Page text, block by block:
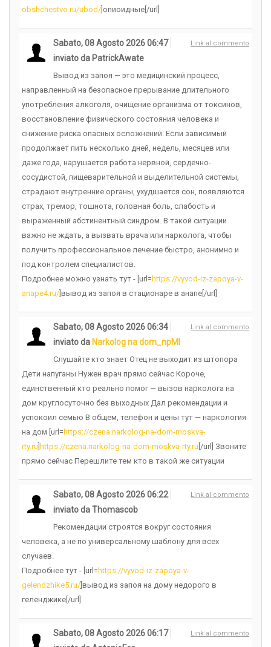
obshchestvo.ru/ubod/]опиоидные[/url]
Link al commento
Sabato, 08 Agosto 2026 06:47
inviato da PatrickAwate
Вывод из запоя — это медицинский процесс,
направленный на безопасное прерывание длительного
употребления алкоголя, очищение организма от токсинов,
восстановление физического состояния человека и
снижение риска опасных осложнений. Если зависимый
продолжает пить несколько дней, недель, месяцев или
даже года, нарушается работа нервной, сердечно-
сосудистой, пищеварительной и выделительной системы,
страдают внутренние органы, ухудшается сон, появляются
страх, тремор, тошнота, головная боль, слабость и
выраженный абстинентный синдром. В такой ситуации
важно не ждать, а вызвать врача или нарколога, чтобы
получить профессиональное лечение быстро, анонимно и
под контролем специалистов.
Подробнее можно узнать тут - [url=https://vyvod-iz-zapoya-v-
anape4.ru/]вывод из запоя в стационаре в анапе[/url]
Link al commento
Sabato, 08 Agosto 2026 06:34
inviato da Narkolog na dom_npMl
Слушайте кто знает Отец не выходит из штопора
Дети напуганы Нужен врач прямо сейчас Короче,
единственный кто реально помог — вызов нарколога на
дом круглосуточно без выходных Дал рекомендации и
успокоил семью В общем, телефон и цены тут — наркология
на дом [url=https://czena.narkolog-na-dom-moskva-
rty.ru]https://czena.narkolog-na-dom-moskva-rty.ru [/url] Звоните
прямо сейчас Перешлите тем кто в такой же ситуации
Link al commento
Sabato, 08 Agosto 2026 06:22
inviato da Thomascob
Рекомендации строятся вокруг состояния
человека, а не по универсальному шаблону для всех
случаев.
Подробнее тут - [url=https://vyvod-iz-zapoya-v-
gelendzhike5.ru/]вывод из запоя на дому недорого в
геленджике[/url]
Link al commento
Sabato, 08 Agosto 2026 06:17